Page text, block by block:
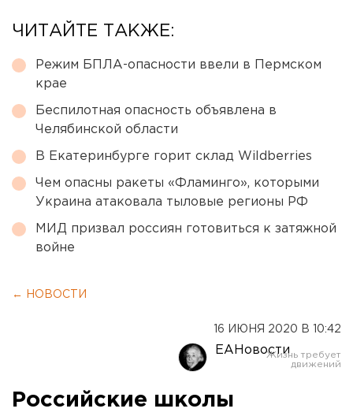
ЧИТАЙТЕ ТАКЖЕ:
Режим БПЛА-опасности ввели в Пермском
крае
Беспилотная опасность объявлена в
Челябинской области
В Екатеринбурге горит склад Wildberries
Чем опасны ракеты «Фламинго», которыми
Украина атаковала тыловые регионы РФ
МИД призвал россиян готовиться к затяжной
войне
← НОВОСТИ
16 ИЮНЯ 2020 В 10:42
ЕАНовости
Российские школы